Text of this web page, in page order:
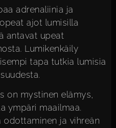
adrenaliinia ja
ajot lumisilla
antavat upeat
Lumikenkäily
tapa tutkia lumisia
on mystinen elämys,
ympäri maailmaa.
odottaminen ja vihreän